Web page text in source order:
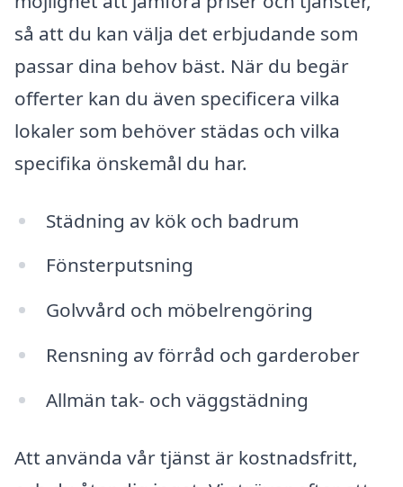
så att du kan välja det erbjudande som
passar dina behov bäst. När du begär
offerter kan du även specificera vilka
lokaler som behöver städas och vilka
specifika önskemål du har.
Städning av kök och badrum
Fönsterputsning
Golvvård och möbelrengöring
Rensning av förråd och garderober
Allmän tak- och väggstädning
Att använda vår tjänst är kostnadsfritt,